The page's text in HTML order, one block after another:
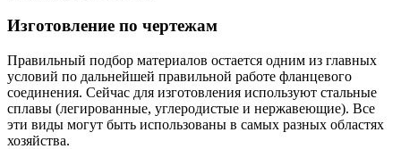
Изготовление по чертежам
Правильный подбор материалов остается одним из главных
условий по дальнейшей правильной работе фланцевого
соединения. Сейчас для изготовления используют стальные
сплавы (легированные, углеродистые и нержавеющие). Все
эти виды могут быть использованы в самых разных областях
хозяйства.